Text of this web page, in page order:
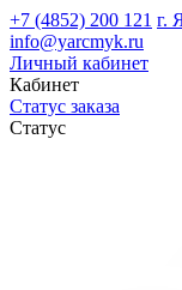
+7 (4852) 200 121 г.
info@yarcmyk.ru
Личный кабинет
Кабинет
Статус заказа
Статус